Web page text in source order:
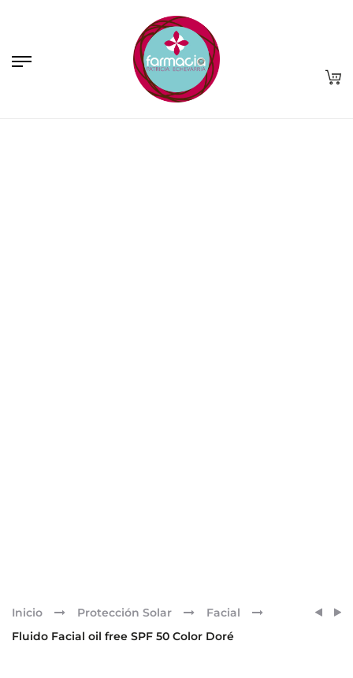
Inicio Protección Solar
Facial
Fluido Facial oil free SPF 50 Color Doré